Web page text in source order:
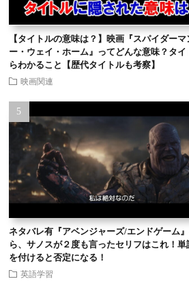
【タイトルの意味は？】映画『スパイダーマ
ー・ウェイ・ホーム』ってどんな意味？タイ
らわかること【歴代タイトルも考察】
映画関連
ネタバレ有『アベンジャーズ/エンドゲーム
ら、サノスが２度も言ったセリフはこれ！単
を付けると否定になる！
英語学習